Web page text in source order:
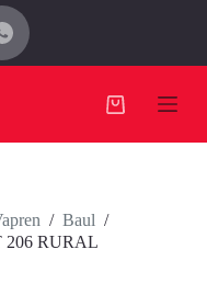
Carro
/ Baul /
206 RURAL